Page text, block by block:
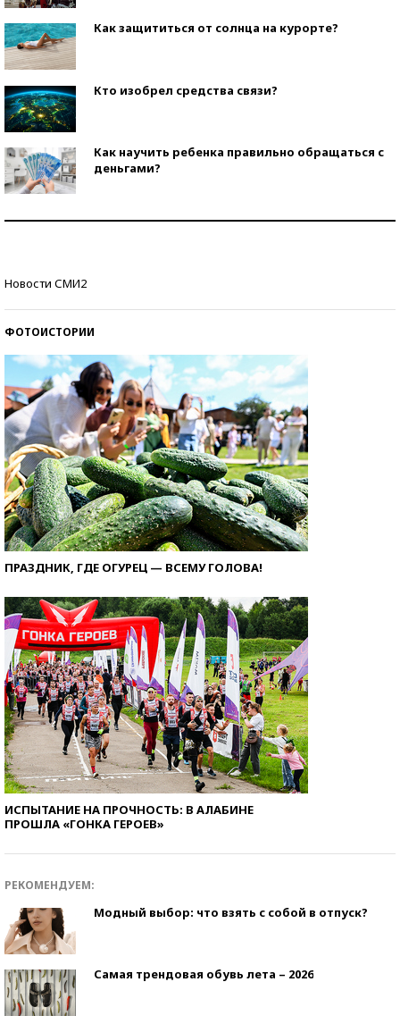
Как защититься от солнца на курорте?
Кто изобрел средства связи?
Как научить ребенка правильно обращаться с
деньгами?
Новости СМИ2
ФОТОИСТОРИИ
ПРАЗДНИК, ГДЕ ОГУРЕЦ — ВСЕМУ ГОЛОВА!
ИСПЫТАНИЕ НА ПРОЧНОСТЬ: В АЛАБИНЕ
ПРОШЛА «ГОНКА ГЕРОЕВ»
РЕКОМЕНДУЕМ:
Модный выбор: что взять с собой в отпуск?
Самая трендовая обувь лета – 2026